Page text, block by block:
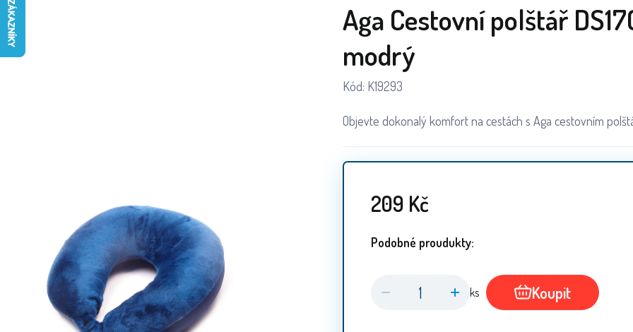
Aga Cestovní polštář
modrý
Kód: K19293
Objevte dokonalý komfort na cestách s Aga cestovním
209 Kč
Podobné proudukty:
ks Koupit